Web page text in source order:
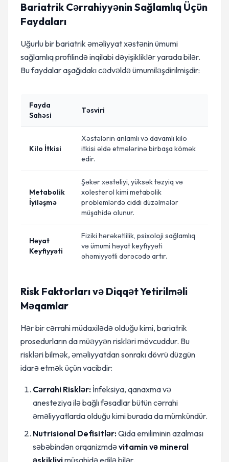
Bariatrik Cərrahiyyənin Sağlamlıq Üçün
Faydaları
Uğurlu bir bariatrik əməliyyat xəstənin ümumi
sağlamlıq profilində inqilabi dəyişikliklər yarada bilər.
Bu faydalar aşağıdakı cədvəldə ümumiləşdirilmişdir:
Fayda
Sahəsi
Təsviri
Kilo İtkisi
Xəstələrin anlamlı və davamlı kilo
itkisi əldə etmələrinə birbaşa kömək
edir.
Metabolik
İyiləşmə
Şəkər xəstəliyi, yüksək təzyiq və
xolesterol kimi metabolik
problemlərdə ciddi düzəlmələr
müşahidə olunur.
Həyat
Keyfiyyəti
Fiziki hərəkətlilik, psixoloji sağlamlıq
və ümumi həyat keyfiyyəti
əhəmiyyətli dərəcədə artır.
Risk Faktorları və Diqqət Yetirilməli
Məqamlar
Hər bir cərrahi müdaxilədə olduğu kimi, bariatrik
prosedurların da müəyyən riskləri mövcuddur. Bu
riskləri bilmək, əməliyyatdan sonrakı dövrü düzgün
idarə etmək üçün vacibdir:
Cərrahi Risklər: İnfeksiya, qanaxma və
anesteziya ilə bağlı fəsadlar bütün cərrahi
əməliyyatlarda olduğu kimi burada da mümkündür.
Nutrisional Defisitlər:Qida emiliminin azalması
səbəbindən orqanizmdəvitamin və mineral
əskikliyimüşahidə edilə bilər.